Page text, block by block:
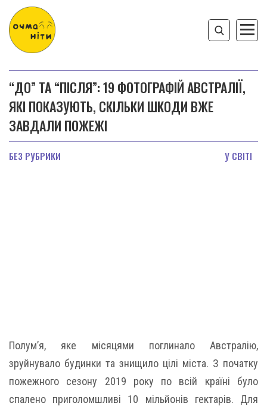
“ДО” ТА “ПІСЛЯ”: 19 ФОТОГРАФІЙ АВСТРАЛІЇ,
ЯКІ ПОКАЗУЮТЬ, СКІЛЬКИ ШКОДИ ВЖЕ
ЗАВДАЛИ ПОЖЕЖІ
БЕЗ РУБРИКИ У СВІТІ
Полум’я, яке місяцями поглинало Австралію,
зруйнувало будинки та знищило цілі міста. З початку
пожежного сезону 2019 року по всій країні було
спалено приголомшливі 10 мільйонів гектарів. Для